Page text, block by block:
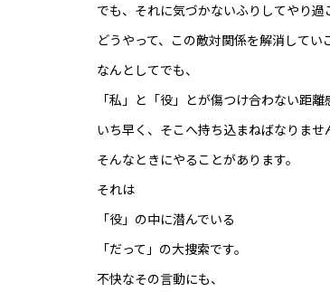
でも、それに気づかないふりしてやり過
どうやって、この敵対関係を解消してい
なんとしてでも、
「私」と「役」とが傷つけ合わない距離
いち早く、そこへ持ち込まねばなりませ
そんなときにやることがあります。
それは
「役」の中に潜んでいる
「だって」の大捜索です。
不快なその言動にも、